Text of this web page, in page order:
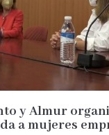
y Almur
a mujeres